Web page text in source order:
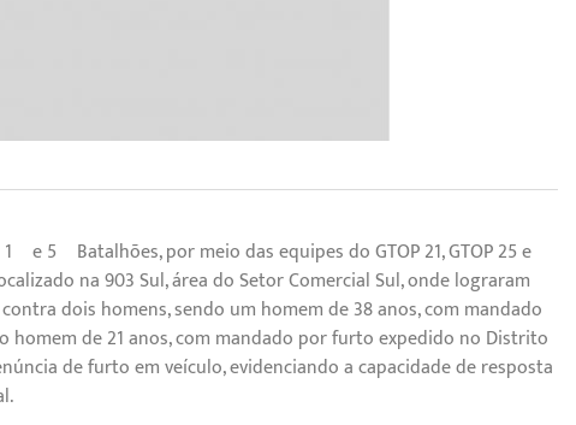
e 5º Batalhões, por meio das equipes do GTOP 21, GTOP 25 e
na 903 Sul, área do Setor Comercial Sul, onde lograram
dois homens, sendo um homem de 38 anos, com mandado
de 21 anos, com mandado por furto expedido no Distrito
de furto em veículo, evidenciando a capacidade de resposta